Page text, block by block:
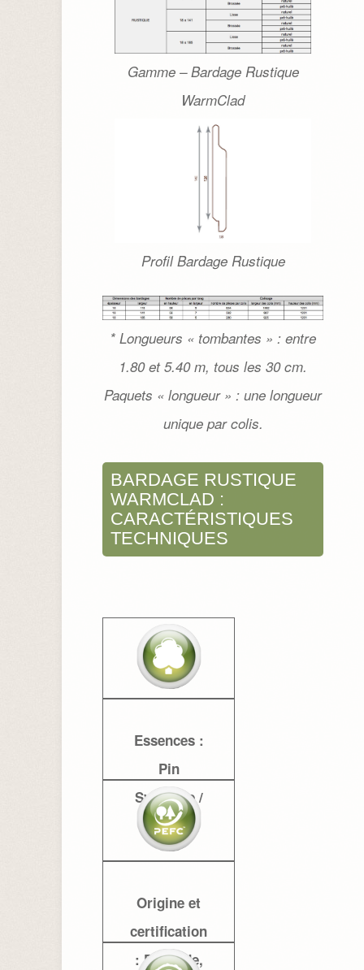
Gamme – Bardage Rustique
WarmClad
Profil Bardage Rustique
* Longueurs « tombantes » : entre
1.80 et 5.40 m, tous les 30 cm.
Paquets « longueur » : une longueur
unique par colis.
BARDAGE RUSTIQUE
WARMCLAD :
CARACTÉRISTIQUES
TECHNIQUES
Essences :
Pin
Sylvestre /
Epicéa
Origine et
certification
: Finlande,